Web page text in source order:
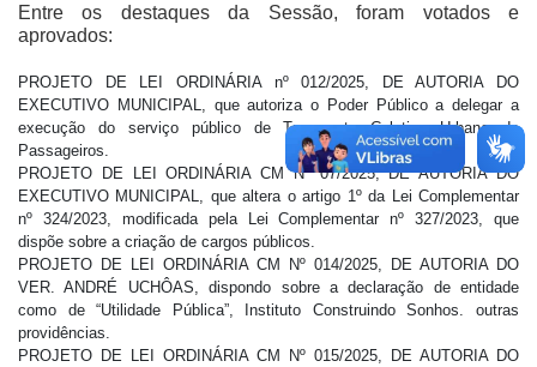
Entre os destaques da Sessão, foram votados e
aprovados:
PROJETO DE LEI ORDINÁRIA nº 012/2025, DE AUTORIA DO
EXECUTIVO MUNICIPAL, que autoriza o Poder Público a delegar a
execução do serviço público de Transporte Coletivo Urbano de
Passageiros.
PROJETO DE LEI ORDINÁRIA CM Nº 07/2025, DE AUTORIA DO
EXECUTIVO MUNICIPAL, que altera o artigo 1º da Lei Complementar
nº 324/2023, modificada pela Lei Complementar nº 327/2023, que
dispõe sobre a criação de cargos públicos.
PROJETO DE LEI ORDINÁRIA CM Nº 014/2025, DE AUTORIA DO
VER. ANDRÉ UCHÔAS, dispondo sobre a declaração de entidade
como de “Utilidade Pública”, Instituto Construindo Sonhos. outras
providências.
PROJETO DE LEI ORDINÁRIA CM Nº 015/2025, DE AUTORIA DO